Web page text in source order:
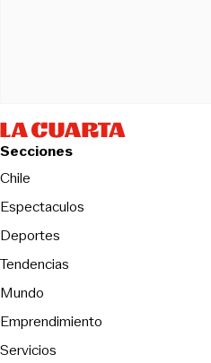
Secciones
Chile
Espectaculos
Deportes
Tendencias
Mundo
Emprendimiento
Servicios